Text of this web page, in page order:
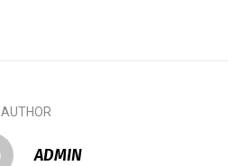
AUTHOR
ADMIN